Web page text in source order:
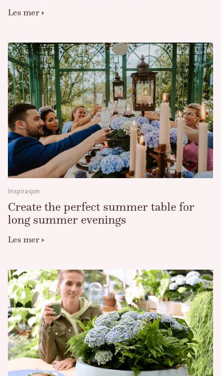
Les mer
Inspirasjon
Create the perfect summer table for
long summer evenings
Les mer